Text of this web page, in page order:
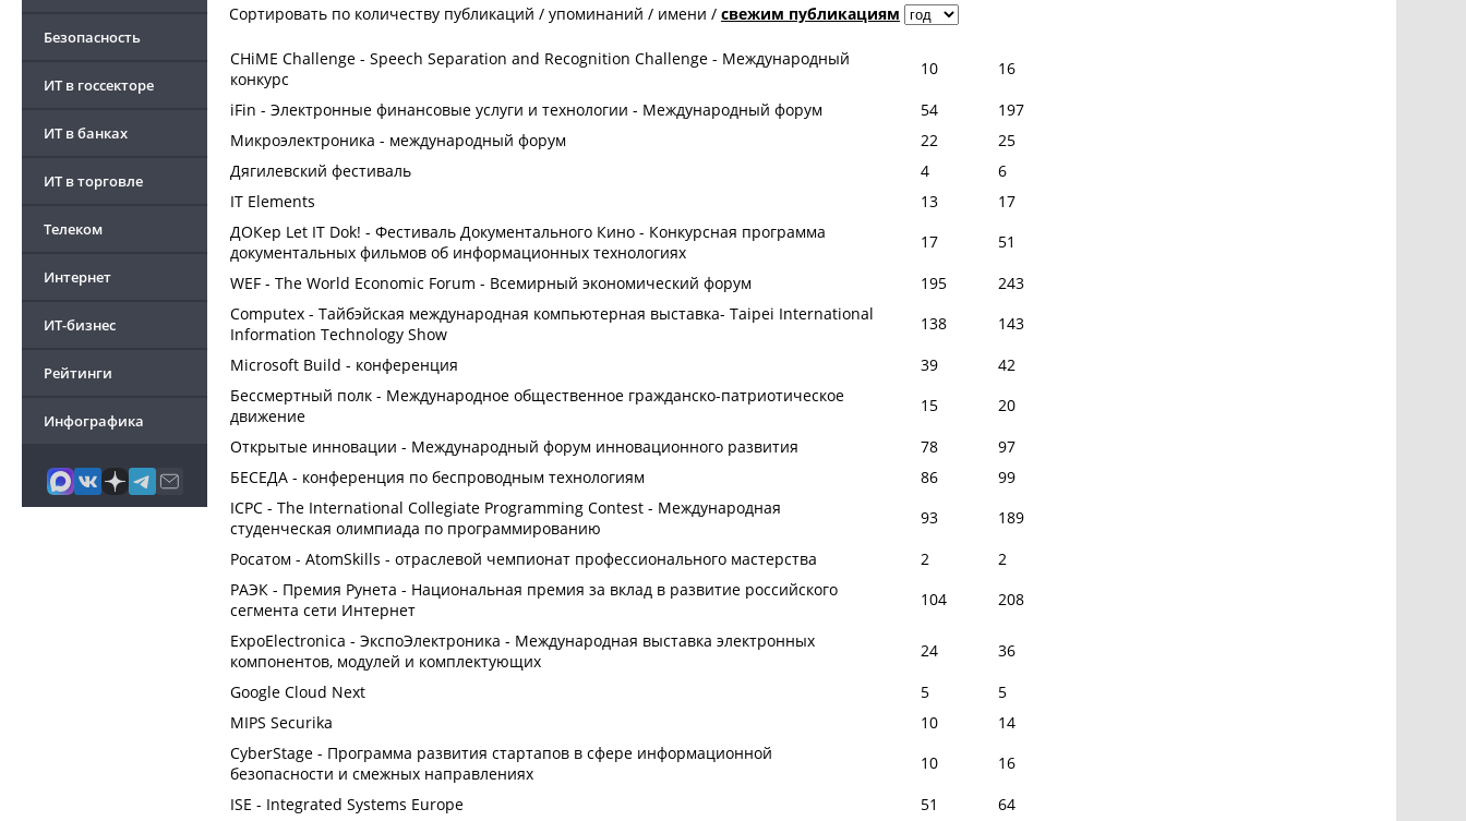
Безопасность
ИТ в госсекторе
ИТ в банках
ИТ в торговле
Телеком
Интернет
ИТ-бизнес
Рейтинги
Инфографика
Сортировать по количеству публикаций / упоминаний / имени / свежим публикациям
CHiME Challenge - Speech Separation and Recognition Challenge - Международный
конкурс
10
16
iFin - Электронные финансовые услуги и технологии - Международный форум
54
197
Микроэлектроника - международный форум
22
25
Дягилевский фестиваль
4
6
IT Elements
13
17
ДОКер Let IT Dok! - Фестиваль Документального Кино - Конкурсная программа
документальных фильмов об информационных технологиях
17
51
WEF - The World Economic Forum - Всемирный экономический форум
195
243
Computex - Тайбэйская международная компьютерная выставка- Taipei International
Information Technology Show
138
143
Microsoft Build - конференция
39
42
Бессмертный полк - Международное общественное гражданско-патриотическое
движение
15
20
Открытые инновации - Международный форум инновационного развития
78
97
БЕСЕДА - конференция по беспроводным технологиям
86
99
ICPC - The International Collegiate Programming Contest - Международная
студенческая олимпиада по программированию
93
189
Росатом - AtomSkills - отраслевой чемпионат профессионального мастерства
2
2
РАЭК - Премия Рунета - Национальная премия за вклад в развитие российского
сегмента сети Интернет
104
208
ExpoElectronica - ЭкспоЭлектроника - Международная выставка электронных
компонентов, модулей и комплектующих
24
36
Google Cloud Next
5
5
MIPS Securika
10
14
CyberStage - Программа развития стартапов в сфере информационной
безопасности и смежных направлениях
10
16
ISE - Integrated Systems Europe
51
64